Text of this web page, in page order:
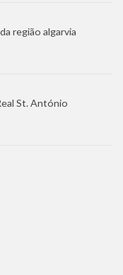
região algarvia
St. António